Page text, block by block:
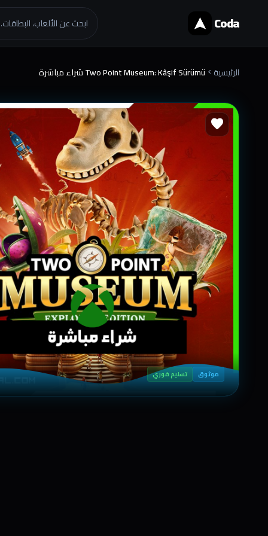
Coda ابحث عن الألعاب،
الرئيسية chevron_right Two Point Museum: Kâşif Sürümü شراء مباشرة
favorite
موثوق تسليم فوري